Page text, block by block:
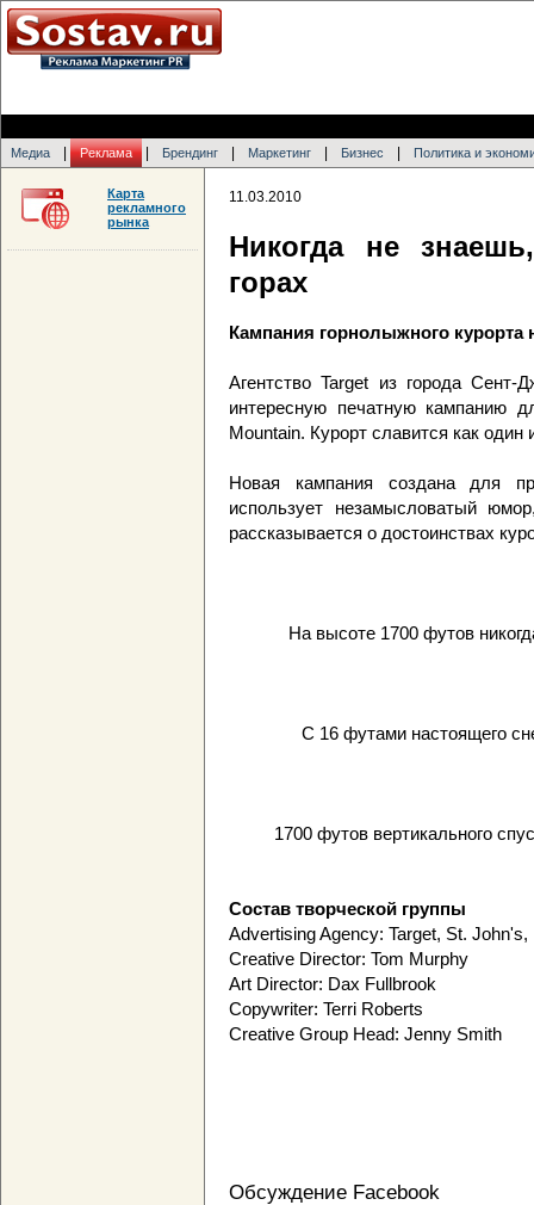
Медиа Реклама Брендинг Маркетинг Бизнес Политика и
11.03.2010
Никогда не
горах
Кампания горнолыжного
Агентство Target из города
интересную печатную кампанию
Mountain. Курорт славится как
Новая кампания создана для
использует незамысловатый
рассказывается о достоинствах
На высоте 1700 футов
С 16 футами настоящего
1700 футов вертикального
Состав творческой группы
Advertising Agency: Target, St.
Creative Director: Tom Murphy
Art Director: Dax Fullbrook
Copywriter: Terri Roberts
Creative Group Head: Jenny Smith
Обсуждение Facebook
Карта
рекламного
рынка